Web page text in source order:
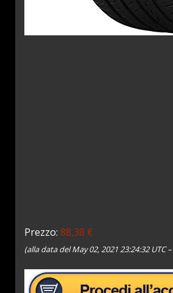
Prezzo:88,38 €
(alla data del May 02, 2021 23:24:32 UTC –